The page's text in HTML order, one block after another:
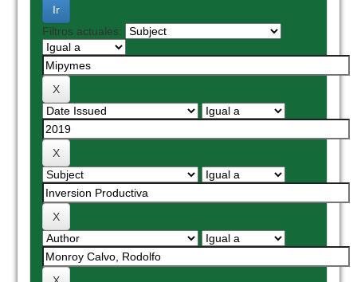
Filtros actuales: